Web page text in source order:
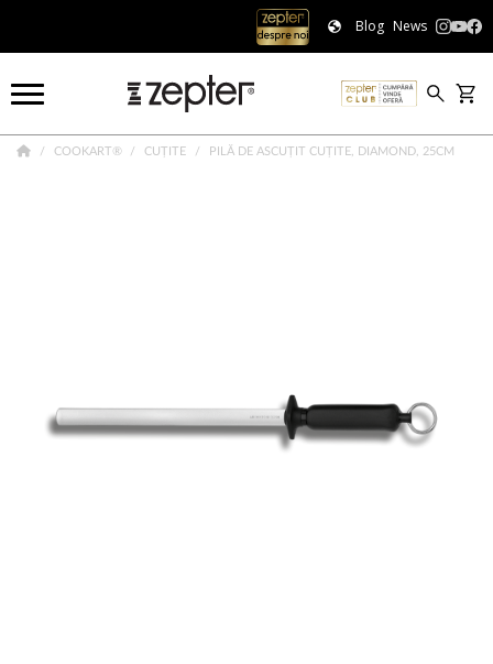
Blog News
COOKART® CUȚITE PILĂ DE ASCUȚIT CUȚITE, DIAMOND, 25CM